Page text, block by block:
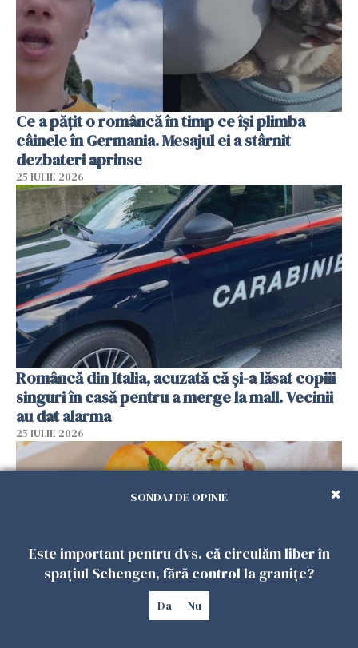
Ce a pățit o româncă în timp ce își plimba
câinele în Germania. Mesajul ei a stârnit
dezbateri aprinse
25 IULIE 2026
Româncă din Italia, acuzată că și-a lăsat copiii
singuri în casă pentru a merge la mall. Vecinii
au dat alarma
25 IULIE 2026
SONDAJ DE OPINIE
Este important pentru dvs. că circulăm liber în
spațiul Schengen, fără control la granițe?
Da Nu